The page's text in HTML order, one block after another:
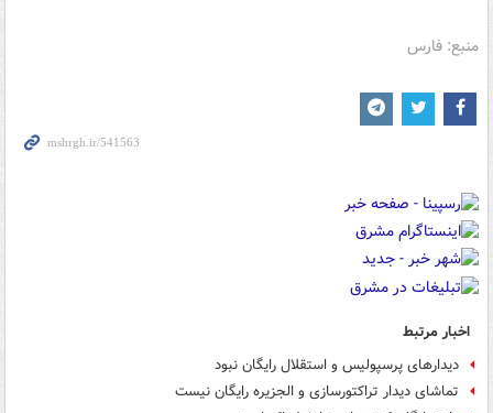
منبع: فارس
اخبار مرتبط
دیدارهای پرسپولیس و استقلال رایگان نبود
تماشای دیدار تراکتورسازی و الجزیره رایگان نیست